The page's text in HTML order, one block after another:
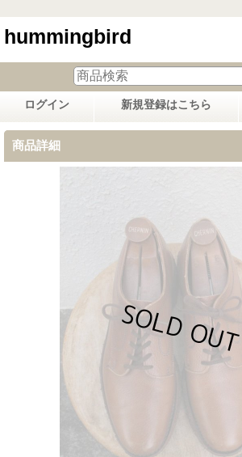
hummingbird
ログイン 新規登録はこちら
商品詳細